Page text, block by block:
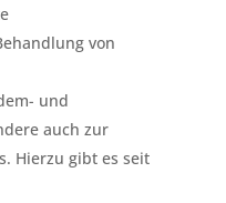
von
und
auch zur
Hierzu gibt es seit